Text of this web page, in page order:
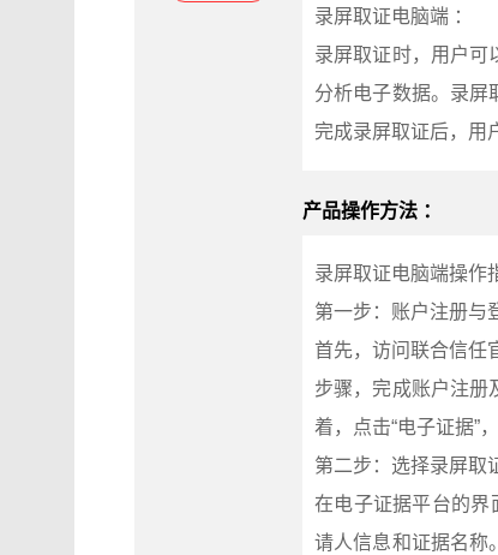
录屏取证电脑端 ：
录屏取证时，用户可
分析电子数据。录屏
完成录屏取证后，用
产品操作方法 ：
录屏取证电脑端操作
第一步：账户注册与
首先，访问联合信任
步骤，完成账户注册
着，点击“电子证据”
第二步：选择录屏取
在电子证据平台的界
请人信息和证据名称